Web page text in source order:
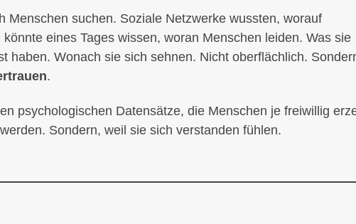
Menschen suchen. Soziale Netzwerke wussten, worauf
eines Tages wissen, woran Menschen leiden. Was sie
haben. Wonach sie sich sehnen. Nicht oberflächlich.
.
psychologischen Datensätze, die Menschen je freiwillig
Sondern, weil sie sich verstanden fühlen.